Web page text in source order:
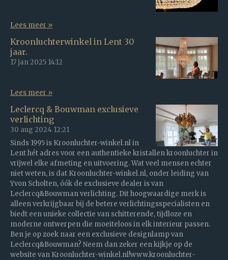
Lees meer »
Kroonluchterwinkel in Lent 30
jaar.
17 jan 2025 14:12
Lees meer »
Leclercq & Bouwman exclusieve
verlichting
30 aug 2024 12:21
Sinds 1995 is Kroonluchter-winkel.nl in
Lent hét adres voor een authentieke kristallen kroonluchter in
vrijwel elke afmeting en uitvoering. Wat veel mensen echter
niet weten, is dat Kroonluchter-winkel.nl, onder leiding van
Yvon Scholten, óók de exclusieve dealer is van
Leclercq&Bouwman verlichting. Dit hoogwaardige merk is
alleen verkrijgbaar bij de betere verlichtingsspecialisten en
biedt een unieke collectie van schitterende, tijdloze en
moderne ontwerpen die moeiteloos in elk interieur passen.
Ben je op zoek naar een exclusieve designlamp van
Leclercq&Bouwman? Neem dan zeker een kijkje op de
website van Kroonluchter-winkel.nl!www.kroonluchter-